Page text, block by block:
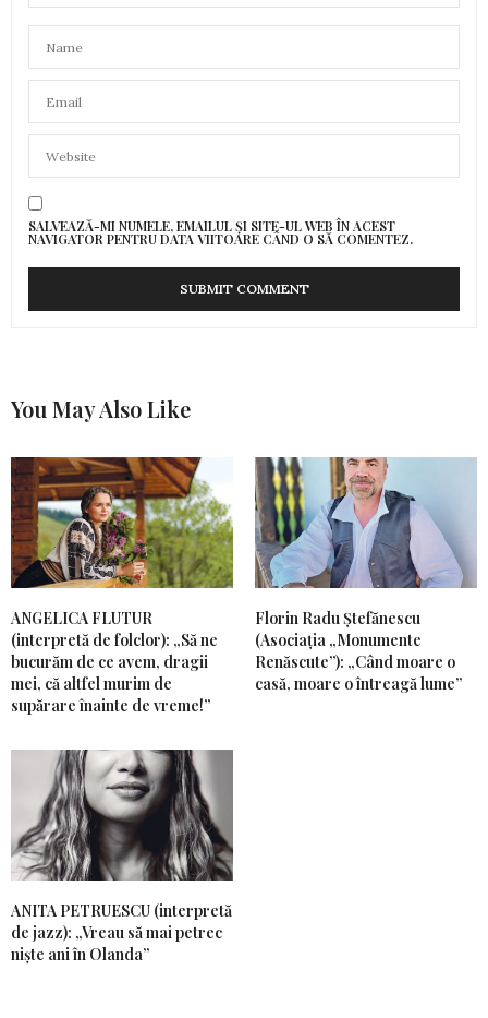
SALVEAZĂ-MI NUMELE, EMAILUL ȘI SITE-UL WEB ÎN ACEST
NAVIGATOR PENTRU DATA VIITOARE CÂND O SĂ COMENTEZ.
You May Also Like
ANGELICA FLUTUR
(interpretă de folclor): „Să ne
bucurăm de ce avem, dragii
mei, că altfel murim de
supărare înainte de vreme!”
Florin Radu Ștefănescu
(Asociația „Monumente
Renăscute”): „Când moare o
casă, moare o întreagă lume”
ANITA PETRUESCU (interpretă
de jazz): „Vreau să mai petrec
niște ani în Olanda”